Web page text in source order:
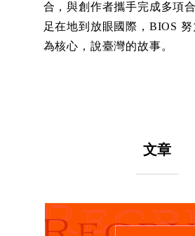
合，與創作者攜手完成多項
足在地到放眼國際，BIOS
為核心，說臺灣的故事。
文章